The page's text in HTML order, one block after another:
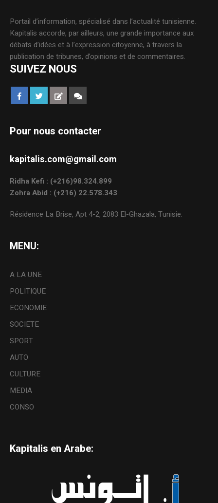
Portail d’information, spécialisé dans l’actualité tunisienne.
Kapitalis accorde, par ailleurs, une grande importance aux
débats d’idées et à l’expression citoyenne, à travers la
publication de tribunes, d’opinions et de commentaires.
SUIVEZ NOUS
Pour nous contacter
kapitalis.com@gmail.com
Ridha Kefi : (+216)98.324.899
Zohra Abid : (+216) 22.578.343
Résidence La Brise, Apt 4-2, 2083 El-Ghazala, Tunisie.
MENU:
A LA UNE
POLITIQUE
ECONOMIE
SOCIETE
SPORT
AUTO
CULTURE
MEDIA
CONSO
Kapitalis en Arabe: